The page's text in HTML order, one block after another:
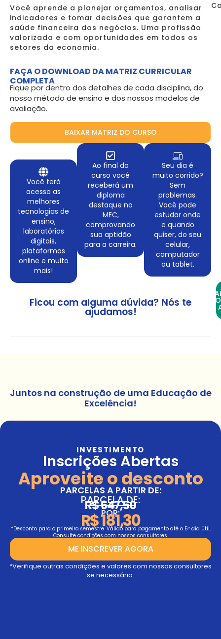
Você aprende a planejar orçamentos, analisar
indicadores e tomar decisões que garantem a
saúde financeira dos negócios. Uma profissão
valorizada e com oportunidades em todos os
setores da economia.
FAÇA O DOWNLOAD DA MATRIZ CURRICULAR
COMPLETA
Fique por dentro dos detalhes de cada disciplina, do
nosso método de ensino e dos nossos modelos de
avaliação.
BAIXAR MATRIZ DO CURSO
Você terá
acesso as
melhores
tecnologias de
ensino,
laboratórios
digitais,
plataformas
online e muito
mais!
Ao final do
curso você
receberá um
diploma
destaque no
MEC,
comprovando
sua aptidão
para a carreira.
Seu dia é
muito corrido?
Sem
problemas.
Você pode
estudar onde
e quando
quiser, do seu
celular,
computador
ou tablet.
Ficou com alguma dúvida? Nós te
ajudamos!
Juntos na construção de uma Educação de
Excelência!
INVESTIMENTO
Inscrições Abertas
Aproveite o desconto
PARCELAS A PARTIR DE:
PARCELA DE:
R$ 647,50
POR:
R$ 181,30
*Desconto para o primeiro semestre. Válido para pagamento até o 5º dia útil,
Consulte condições com nossos consultores.
ME INSCREVER AGORA
*Verifique outras condições e valores com nossos consultores
se necessário.